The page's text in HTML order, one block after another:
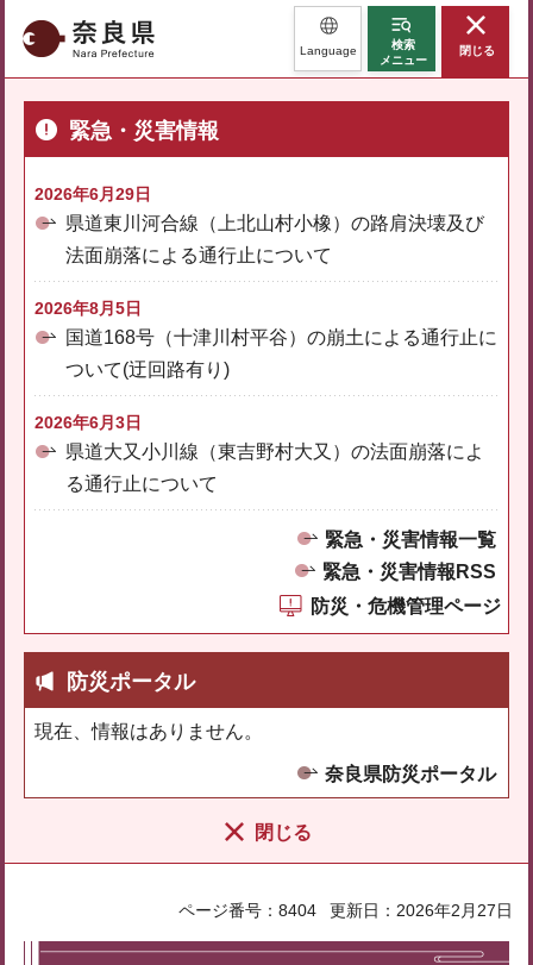
奈良県 Language
検索
メニュー
閉じる
緊急・災害情報
2026年6月29日
県道東川河合線（上北山村小橡）の路肩決壊及び
法面崩落による通行止について
2026年8月5日
国道168号（十津川村平谷）の崩土による通行止に
ついて(迂回路有り)
2026年6月3日
県道大又小川線（東吉野村大又）の法面崩落によ
る通行止について
緊急・災害情報一覧
緊急・災害情報RSS
防災・危機管理ページ
防災ポータル
現在、情報はありません。
奈良県防災ポータル
閉じる
ページ番号：8404 更新日：2026年2月27日